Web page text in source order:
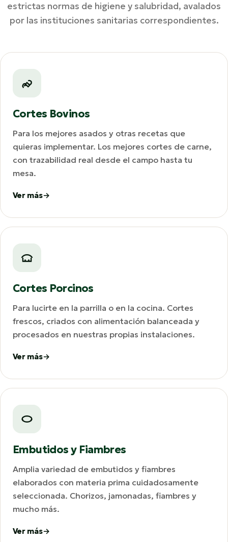
estrictas normas de higiene y salubridad, avalados
por las instituciones sanitarias correspondientes.
Cortes Bovinos
Para los mejores asados y otras recetas que
quieras implementar. Los mejores cortes de carne,
con trazabilidad real desde el campo hasta tu
mesa.
Ver más
Cortes Porcinos
Para lucirte en la parrilla o en la cocina. Cortes
frescos, criados con alimentación balanceada y
procesados en nuestras propias instalaciones.
Ver más
Embutidos y Fiambres
Amplia variedad de embutidos y fiambres
elaborados con materia prima cuidadosamente
seleccionada. Chorizos, jamonadas, fiambres y
mucho más.
Ver más